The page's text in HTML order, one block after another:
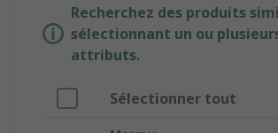
Recherchez des produits
sélectionnant un ou
attributs.
Sélectionner tout